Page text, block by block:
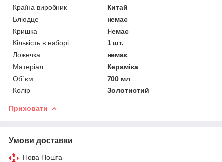
Країна виробник
Китай
Блюдце
немає
Кришка
Немає
Кількість в наборі
1 шт.
Ложечка
немає
Матеріал
Кераміка
Об`єм
700 мл
Колір
Золотистий
Приховати
Умови доставки
Нова Пошта